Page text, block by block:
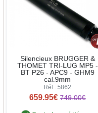
Silencieux BRUGGER &
THOMET TRI-LUG MP5 -
BT P26 - APC9 - GHM9
cal.9mm
Réf : 5862
659.95€ 749.00€